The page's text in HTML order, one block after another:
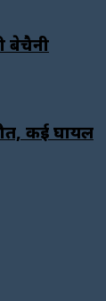
बेचैनी
कई घायल